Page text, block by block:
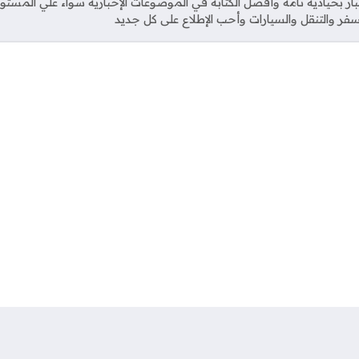
والتنقل والسيارات وأحب الإطلاع على كل جديد